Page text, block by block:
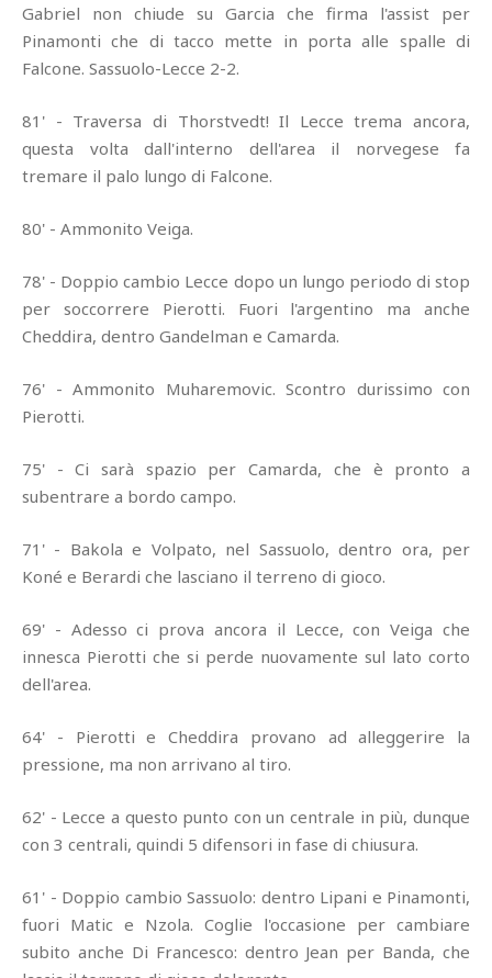
Gabriel non chiude su Garcia che firma l'assist per
Pinamonti che di tacco mette in porta alle spalle di
Falcone. Sassuolo-Lecce 2-2.
81' - Traversa di Thorstvedt! Il Lecce trema ancora,
questa volta dall'interno dell'area il norvegese fa
tremare il palo lungo di Falcone.
80' - Ammonito Veiga.
78' - Doppio cambio Lecce dopo un lungo periodo di stop
per soccorrere Pierotti. Fuori l'argentino ma anche
Cheddira, dentro Gandelman e Camarda.
76' - Ammonito Muharemovic. Scontro durissimo con
Pierotti.
75' - Ci sarà spazio per Camarda, che è pronto a
subentrare a bordo campo.
71' - Bakola e Volpato, nel Sassuolo, dentro ora, per
Koné e Berardi che lasciano il terreno di gioco.
69' - Adesso ci prova ancora il Lecce, con Veiga che
innesca Pierotti che si perde nuovamente sul lato corto
dell'area.
64' - Pierotti e Cheddira provano ad alleggerire la
pressione, ma non arrivano al tiro.
62' - Lecce a questo punto con un centrale in più, dunque
con 3 centrali, quindi 5 difensori in fase di chiusura.
61' - Doppio cambio Sassuolo: dentro Lipani e Pinamonti,
fuori Matic e Nzola. Coglie l'occasione per cambiare
subito anche Di Francesco: dentro Jean per Banda, che